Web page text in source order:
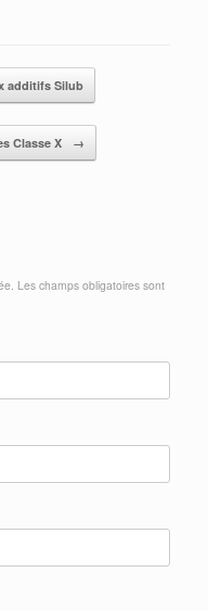
additifs Silub
Classe X →
Les champs obligatoires sont